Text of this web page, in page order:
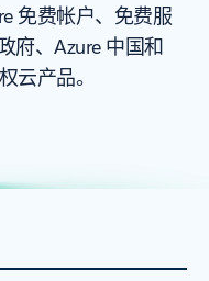
免费帐户、免费服
府、Azure 中国和
云产品。